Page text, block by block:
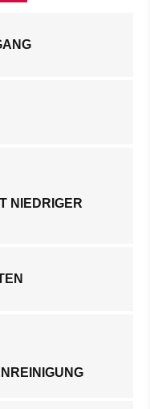
NIEDRIGER